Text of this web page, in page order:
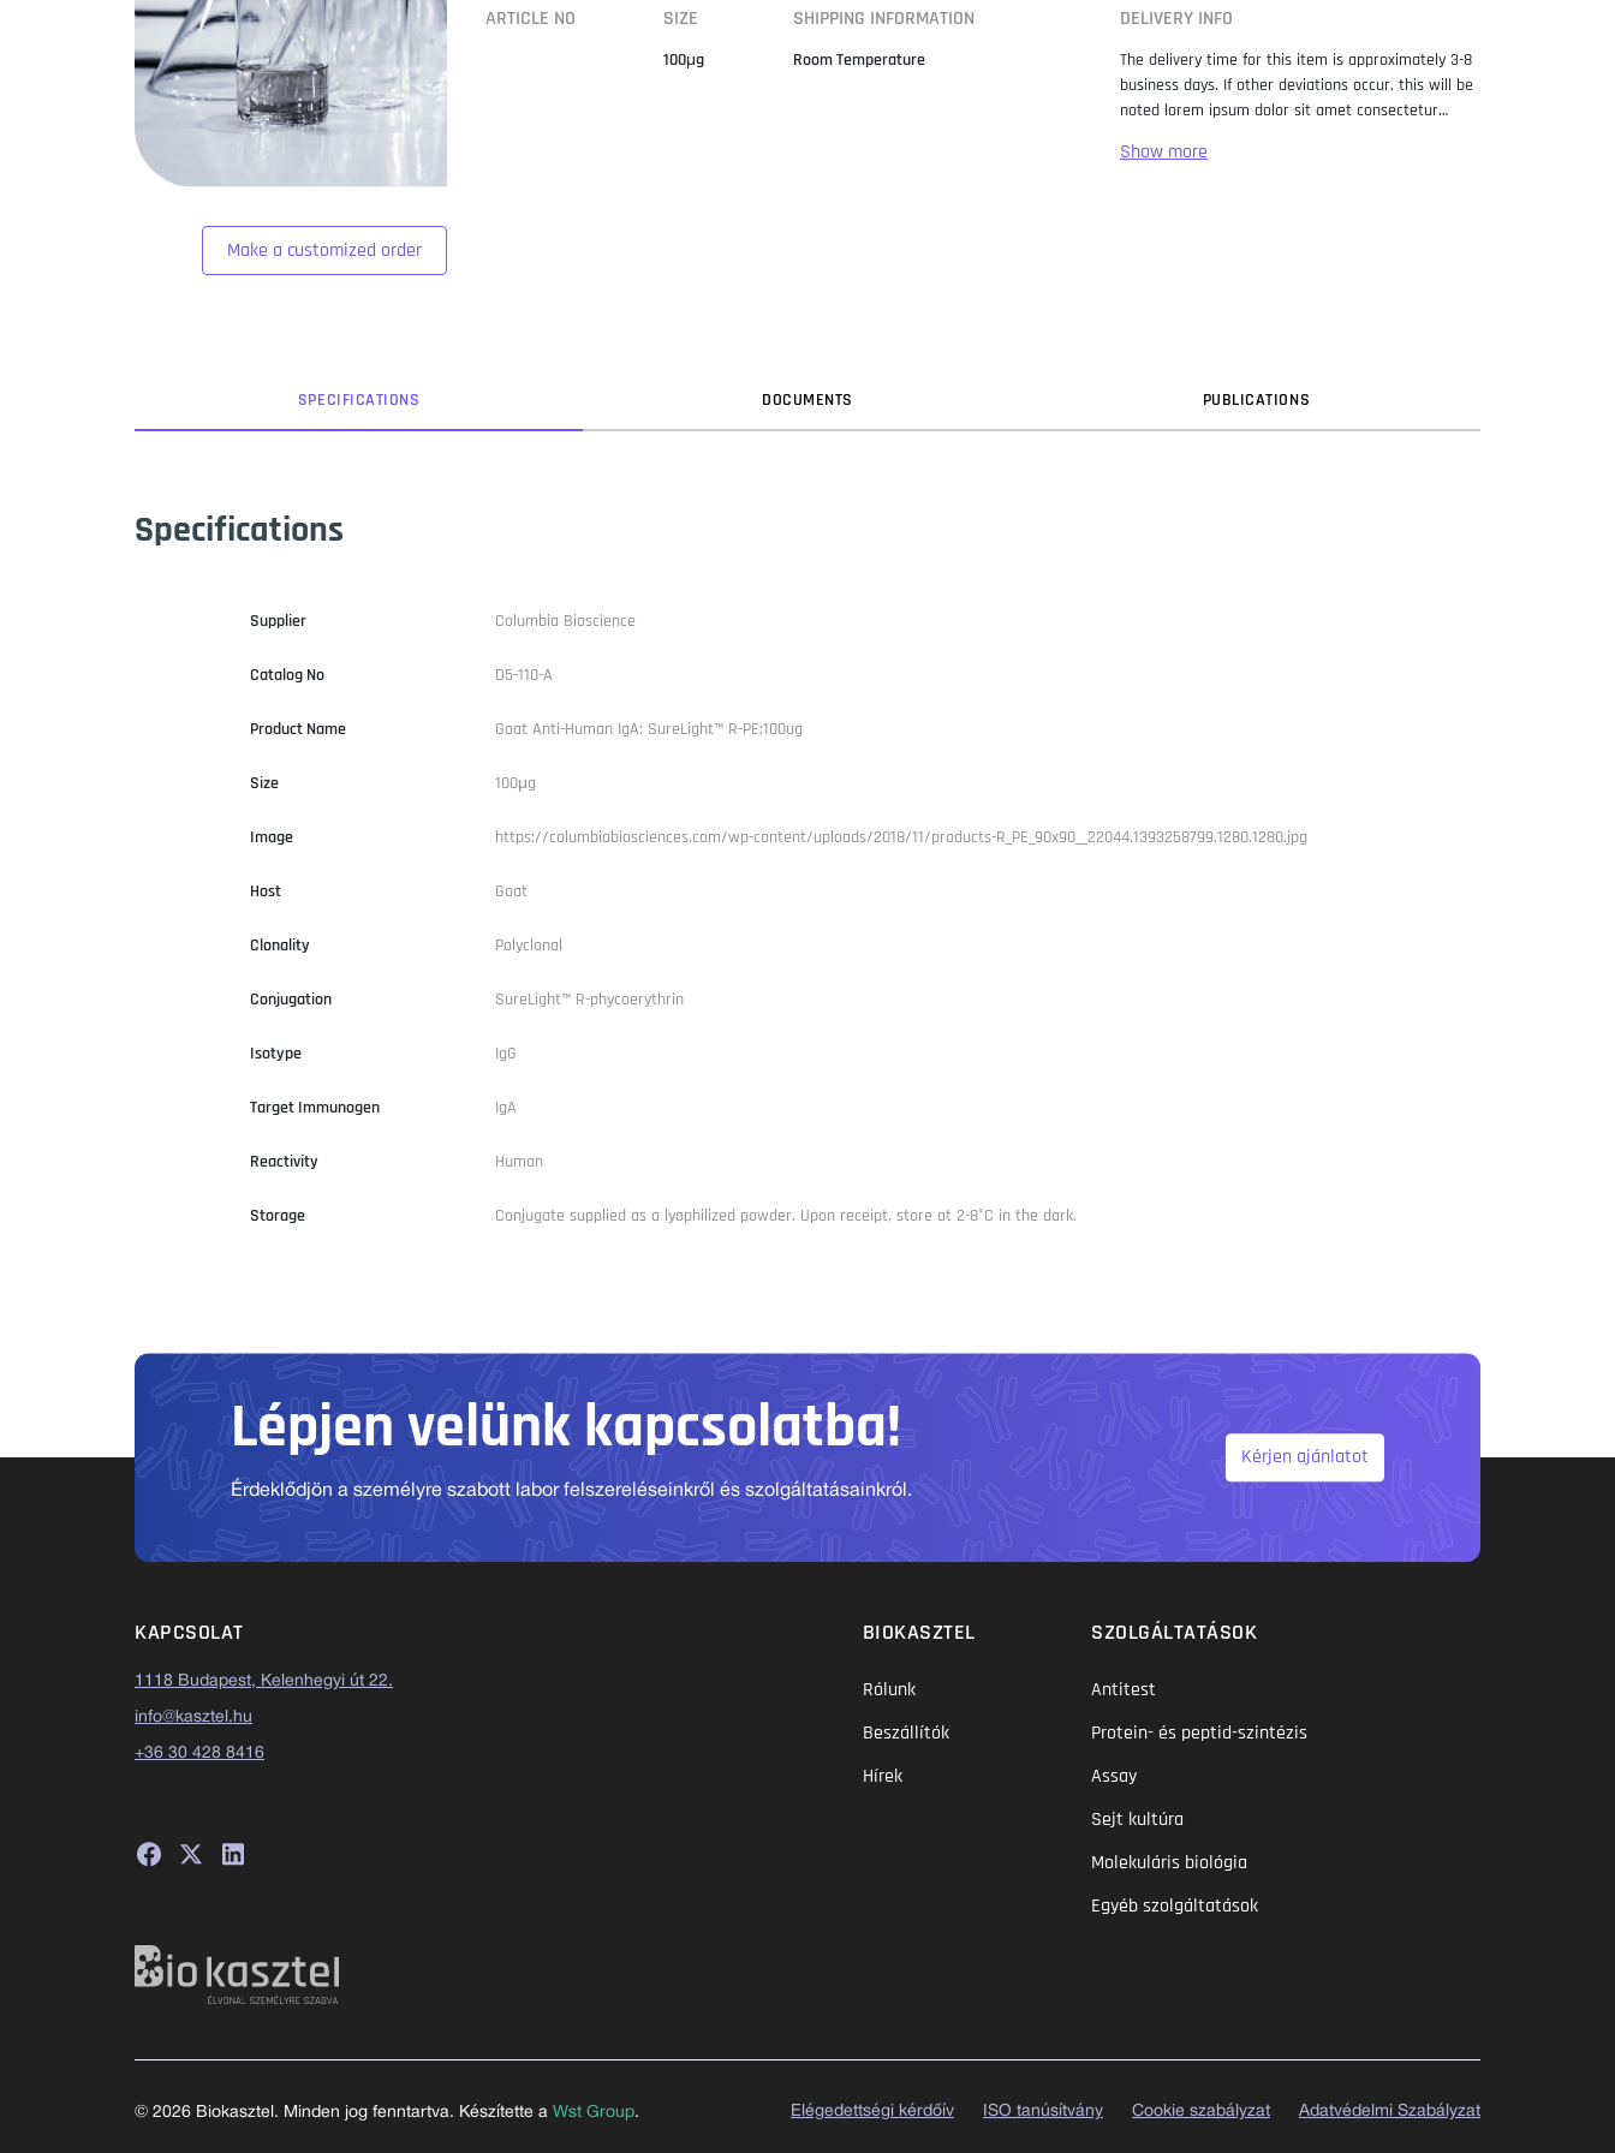
Make a customized order
ARTICLE NO SIZE
100μg
SHIPPING INFORMATION
Room Temperature
DELIVERY INFO
The delivery time for this item is approximately 3-8
business days. If other deviations occur, this will be
noted lorem ipsum dolor sit amet consectetur
standard dummy text ever since the 1500s, when
SPECIFICATIONS DOCUMENTS PUBLICATIONS
Specifications
Supplier Columbia Bioscience
Catalog No D5-110-A
Product Name Goat Anti-Human IgA: SureLight™ R-PE;100ug
Size 100μg
Image https://columbiabiosciences.com/wp-content/uploads/2018/11/products-R_PE_90x90__22044.1393258799.1280.1280.jpg
Host Goat
Clonality Polyclonal
Conjugation SureLight™ R-phycoerythrin
Isotype IgG
Target Immunogen IgA
Reactivity Human
Storage Conjugate supplied as a lyophilized powder. Upon receipt, store at 2-8°C in the dark.
Lépjen velünk kapcsolatba!
Érdeklődjön a személyre szabott labor felszereléseinkről és szolgáltatásainkról.
Kérjen ajánlatot
KAPCSOLAT
1118 Budapest, Kelenhegyi út 22.
info@kasztel.hu
+36 30 428 8416
BIOKASZTEL
Rólunk
Beszállítók
Hírek
SZOLGÁLTATÁSOK
Antitest
Protein- és peptid-szintézis
Assay
Sejt kultúra
Molekuláris biológia
Egyéb szolgáltatások
© 2026 Biokasztel. Minden jog fenntartva. Készítette a Wst Group. Elégedettségi kérdőív ISO tanúsítvány Cookie szabályzat Adatvédelmi Szabályzat